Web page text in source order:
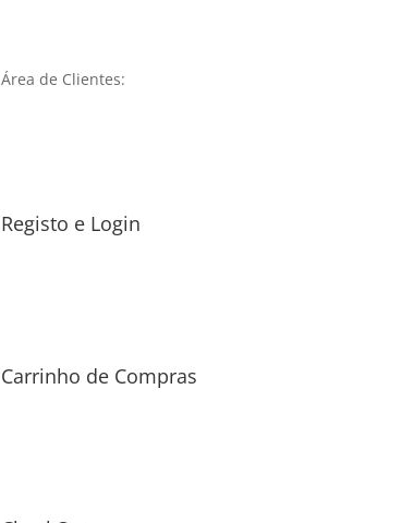
Área de Clientes:
Registo e Login
Carrinho de Compras